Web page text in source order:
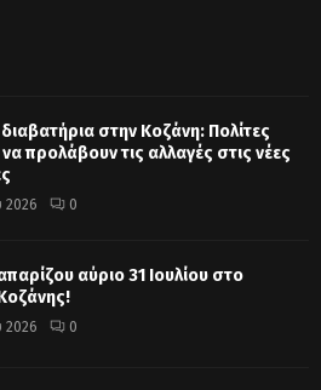
στην Κοζάνη: Πολίτες
προλάβουν τις αλλαγές στις νέες
2026 0
αύριο 31 Ιουλίου στο
2026 0